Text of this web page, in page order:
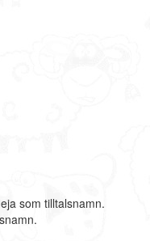
som tilltalsnamn.